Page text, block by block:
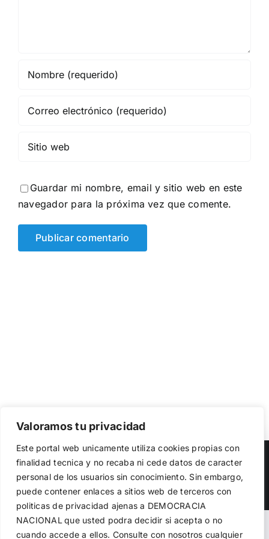
Valoramos tu privacidad
Este portal web unicamente utiliza cookies propias con
finalidad tecnica y no recaba ni cede datos de caracter
personal de los usuarios sin conocimiento. Sin embargo,
puede contener enlaces a sitios web de terceros con
politicas de privacidad ajenas a DEMOCRACIA
NACIONAL que usted podra decidir si acepta o no
cuando accede a ellos. Consulte con nosotros cualquier
Guardar mi nombre, email y sitio web en este
navegador para la próxima vez que comente.
Copyright 2023 | Democracia Nacional | All Rights Reserved
Facebook
TwitterInstagram
Warning: Undefined variable $visibility_homepage in
el funcionamiento de la web, medir su uso y mejorar
nuestros servicios. Puede aceptar todas las cookies,
rechazar las no necesarias o configurar sus preferencias.
Política de cookies
Aceptar todo